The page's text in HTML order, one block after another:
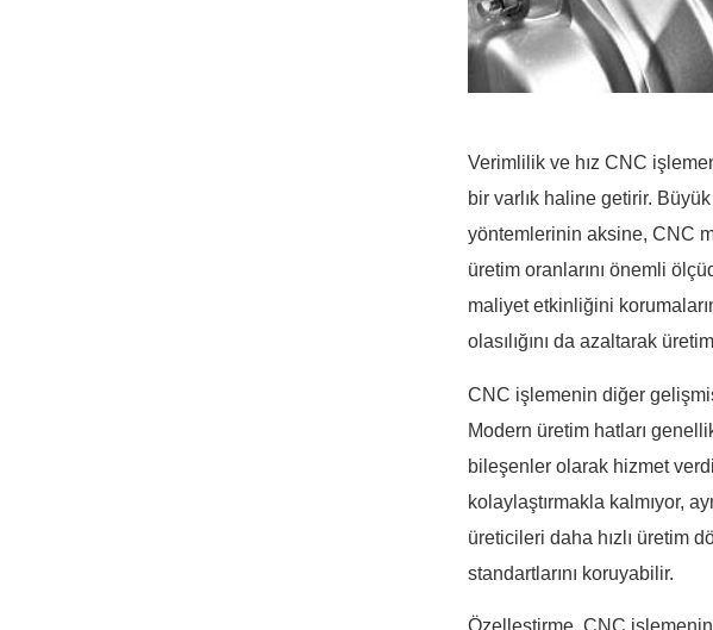
Verimlilik ve hız CNC
bir varlık haline getirir.
yöntemlerinin aksine, CNC
üretim oranlarını önemli
maliyet etkinliğini
olasılığını da azaltarak
CNC işlemenin diğer
Modern üretim hatları
bileşenler olarak hizmet
kolaylaştırmakla kalmıyor,
üreticileri daha hızlı üretim
standartlarını koruyabilir.